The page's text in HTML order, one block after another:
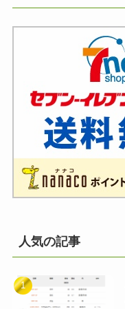
人気の記事